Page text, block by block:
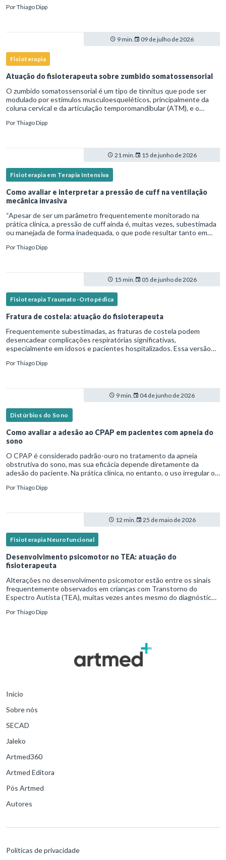
PorThiago Dipp
9 min. 09 de julho de 2026
Fisioterapia
Atuação do fisioterapeuta sobre zumbido somatossensorial
O zumbido somatossensorial é um tipo de tinnitus que pode ser
modulado por estímulos musculoesqueléticos, principalmente da
coluna cervical e da articulação temporomandibular (ATM), e o
PorThiago Dipp
21 min. 15 de junho de 2026
Fisioterapia em Terapia Intensiva
Como avaliar e interpretar a pressão de cuff na ventilação
mecânica invasiva
“Apesar de ser um parâmetro frequentemente monitorado na
prática clínica, a pressão de cuff ainda é, muitas vezes, subestimada
ou manejada de forma inadequada, o que pode resultar tanto em
PorThiago Dipp
15 min. 05 de junho de 2026
Fisioterapia Traumato-Ortopédica
Fratura de costela: atuação do fisioterapeuta
Frequentemente subestimadas, as fraturas de costela podem
desencadear complicações respiratórias significativas,
especialmente em idosos e pacientes hospitalizados. Essa versão
cená
PorThiago Dipp
9 min. 04 de junho de 2026
Distúrbios do Sono
Como avaliar a adesão ao CPAP em pacientes com apneia do
sono
O CPAP é considerado padrão-ouro no tratamento da apneia
obstrutiva do sono, mas sua eficácia depende diretamente da
adesão do paciente. Na prática clínica, no entanto, o uso irregular ou
PorThiago Dipp
12 min. 25 de maio de 2026
Fisioterapia Neurofuncional
Desenvolvimento psicomotor no TEA: atuação do
fisioterapeuta
Alterações no desenvolvimento psicomotor estão entre os sinais
frequentemente observados em crianças com Transtorno do
Espectro Autista (TEA), muitas vezes antes mesmo do diagnóstico
PorThiago Dipp
Início
Sobre nós
SECAD
Jaleko
Artmed360
Artmed Editora
Pós Artmed
Autores
Políticas de privacidade